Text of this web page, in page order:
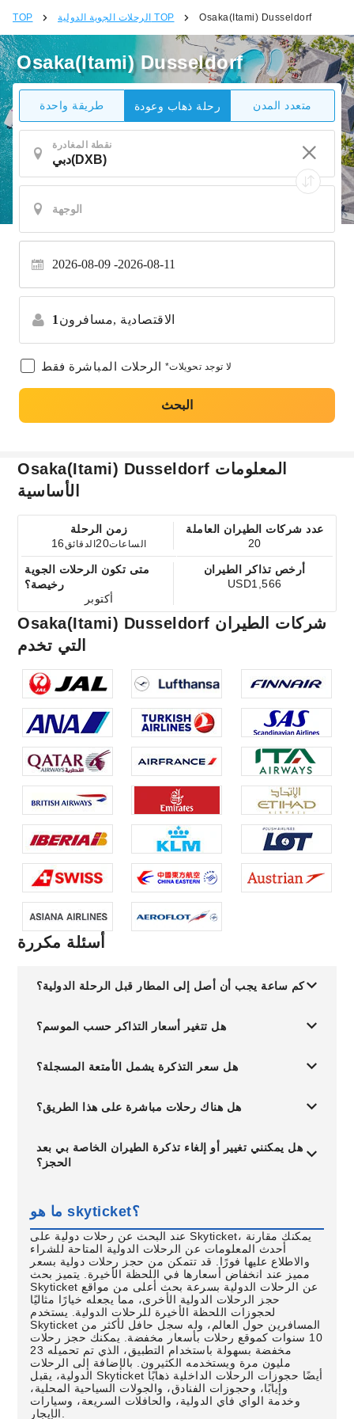
TOP الرحلات الجوية الدولية TOP Osaka(Itami) Dusseldorf
Osaka(Itami) Dusseldorf
طريقة واحدة رحلة ذهاب وعودة متعدد المدن
نقطة المغادرة
2026-08-09 2026-08-11
1 مسافرون, الاقتصادية
الرحلات المباشرة فقط *لا توجد تحويلات
البحث
Osaka(Itami) Dusseldorf المعلومات
الأساسية
زمن الرحلة
16
الساعات20الدقائق
عدد شركات الطيران العاملة
20
متى تكون الرحلات الجوية
رخيصة؟
أكتوبر
أرخص تذاكر الطيران
USD1,566
Osaka(Itami) Dusseldorf شركات الطيران
التي تخدم
أسئلة مكررة
كم ساعة يجب أن أصل إلى المطار قبل الرحلة الدولية؟
هل تتغير أسعار التذاكر حسب الموسم؟
هل سعر التذكرة يشمل الأمتعة المسجلة؟
هل هناك رحلات مباشرة على هذا الطريق؟
هل يمكنني تغيير أو إلغاء تذكرة الطيران الخاصة بي بعد
الحجز؟
ما هو skyticket؟
عند البحث عن رحلات دولية على Skyticket، يمكنك مقارنة
أحدث المعلومات عن الرحلات الدولية المتاحة للشراء
والاطلاع عليها فورًا. قد تتمكن من حجز رحلات دولية بسعر
مميز عند انخفاض أسعارها في اللحظة الأخيرة. يتميز بحث
Skyticket عن الرحلات الدولية بسرعة بحث أعلى من مواقع
حجز الرحلات الدولية الأخرى، مما يجعله خيارًا مثاليًا
لحجوزات اللحظة الأخيرة للرحلات الدولية. يستخدم
Skyticket المسافرين حول العالم، وله سجل حافل لأكثر من
10 سنوات كموقع رحلات بأسعار مخفضة. يمكنك حجز رحلات
مخفضة بسهولة باستخدام التطبيق، الذي تم تحميله 23
مليون مرة ويستخدمه الكثيرون. بالإضافة إلى الرحلات
الدولية، يقبل Skyticket أيضًا حجوزات الرحلات الداخلية ذهابًا
وإيابًا، وحجوزات الفنادق، والجولات السياحية المحلية،
وخدمة الواي فاي الدولية، والحافلات السريعة، وسيارات